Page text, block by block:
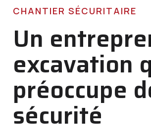
CHANTIER SÉCURITAIRE
Un
excavation
préoccupe
sécurité